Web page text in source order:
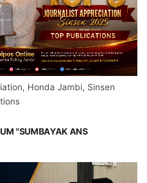
Honda Jambi, Sinsen
"SUMBAYAK ANS